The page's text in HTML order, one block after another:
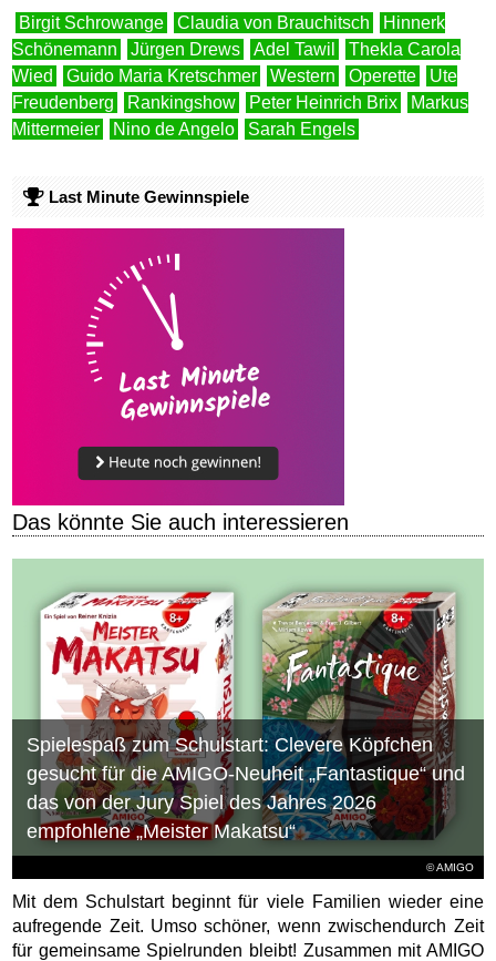
Birgit Schrowange Claudia von Brauchitsch
Hinnerk
Schönemann
Jürgen Drews Adel Tawil
Thekla Carola
Wied
Guido Maria Kretschmer Western Operette
Ute
Freudenberg
Rankingshow Peter Heinrich Brix
Markus
Mittermeier
Nino de Angelo Sarah Engels
Last Minute Gewinnspiele
Das könnte Sie auch interessieren
© AMIGO
Spielespaß zum Schulstart: Clevere Köpfchen
gesucht für die AMIGO-Neuheit „Fantastique“ und
das von der Jury Spiel des Jahres 2026
empfohlene „Meister Makatsu“
Mit dem Schulstart beginnt für viele Familien wieder eine
aufregende Zeit. Umso schöner, wenn zwischendurch Zeit
für gemeinsame Spielrunden bleibt! Zusammen mit AMIGO